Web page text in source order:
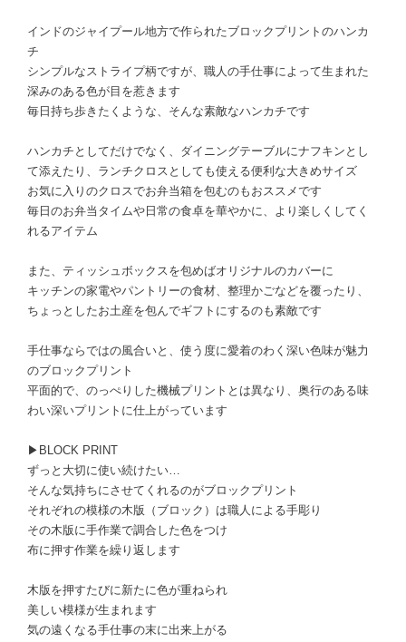
インドのジャイプール地方で作られたブロックプリントのハンカ
チ
シンプルなストライプ柄ですが、職人の手仕事によって生まれた
深みのある色が目を惹きます
毎日持ち歩きたくような、そんな素敵なハンカチです
ハンカチとしてだけでなく、ダイニングテーブルにナフキンとし
て添えたり、ランチクロスとしても使える便利な大きめサイズ
お気に入りのクロスでお弁当箱を包むのもおススメです
毎日のお弁当タイムや日常の食卓を華やかに、より楽しくしてく
れるアイテム
また、ティッシュボックスを包めばオリジナルのカバーに
キッチンの家電やパントリーの食材、整理かごなどを覆ったり、
ちょっとしたお土産を包んでギフトにするのも素敵です
手仕事ならではの風合いと、使う度に愛着のわく深い色味が魅力
のブロックプリント
平面的で、のっぺりした機械プリントとは異なり、奥行のある味
わい深いプリントに仕上がっています
▶BLOCK PRINT
ずっと大切に使い続けたい…
そんな気持ちにさせてくれるのがブロックプリント
それぞれの模様の木版（ブロック）は職人による手彫り
その木版に手作業で調合した色をつけ
布に押す作業を繰り返します
木版を押すたびに新たに色が重ねられ
美しい模様が生まれます
気の遠くなる手仕事の末に出来上がる